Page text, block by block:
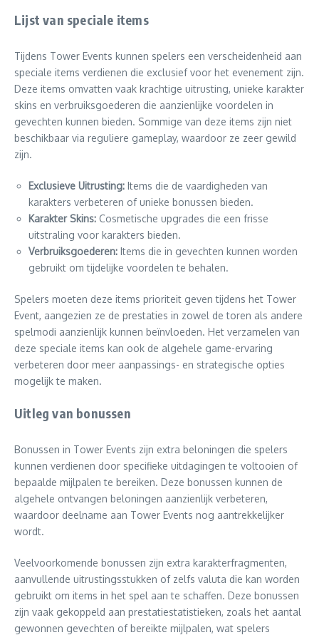
Lijst van speciale items
Tijdens Tower Events kunnen spelers een verscheidenheid aan
speciale items verdienen die exclusief voor het evenement zijn.
Deze items omvatten vaak krachtige uitrusting, unieke karakter
skins en verbruiksgoederen die aanzienlijke voordelen in
gevechten kunnen bieden. Sommige van deze items zijn niet
beschikbaar via reguliere gameplay, waardoor ze zeer gewild
zijn.
Exclusieve Uitrusting: Items die de vaardigheden van
karakters verbeteren of unieke bonussen bieden.
Karakter Skins: Cosmetische upgrades die een frisse
uitstraling voor karakters bieden.
Verbruiksgoederen: Items die in gevechten kunnen worden
gebruikt om tijdelijke voordelen te behalen.
Spelers moeten deze items prioriteit geven tijdens het Tower
Event, aangezien ze de prestaties in zowel de toren als andere
spelmodi aanzienlijk kunnen beïnvloeden. Het verzamelen van
deze speciale items kan ook de algehele game-ervaring
verbeteren door meer aanpassings- en strategische opties
mogelijk te maken.
Uitleg van bonussen
Bonussen in Tower Events zijn extra beloningen die spelers
kunnen verdienen door specifieke uitdagingen te voltooien of
bepaalde mijlpalen te bereiken. Deze bonussen kunnen de
algehele ontvangen beloningen aanzienlijk verbeteren,
waardoor deelname aan Tower Events nog aantrekkelijker
wordt.
Veelvoorkomende bonussen zijn extra karakterfragmenten,
aanvullende uitrustingsstukken of zelfs valuta die kan worden
gebruikt om items in het spel aan te schaffen. Deze bonussen
zijn vaak gekoppeld aan prestatiestatistieken, zoals het aantal
gewonnen gevechten of bereikte mijlpalen, wat spelers